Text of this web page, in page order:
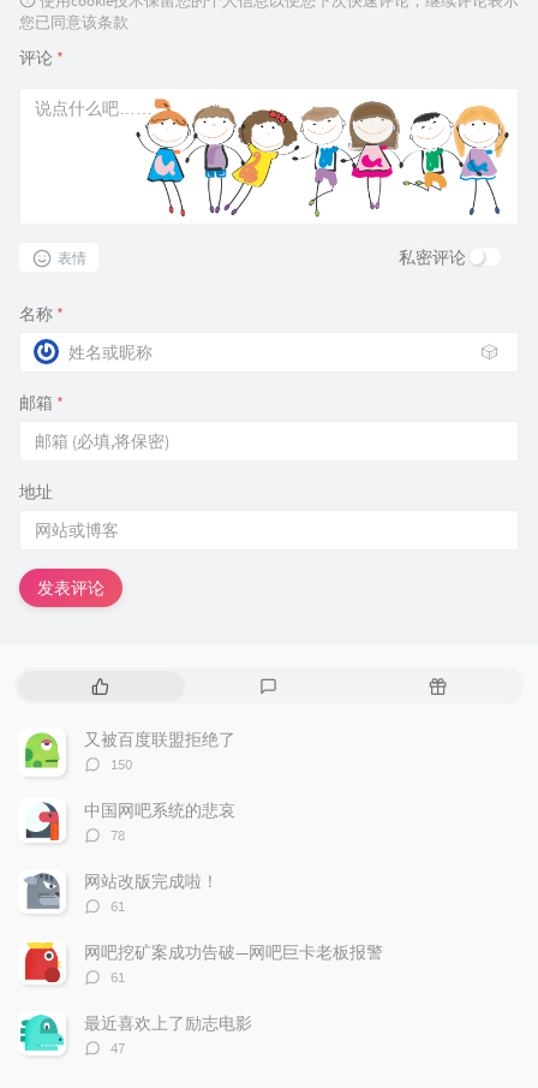
您已同意该条款
评论 *
表情 私密评论
名称 *
🎲
邮箱 *
地址
发表评论
热
文
章
随
又被百度联盟拒绝了
评
数：
150
中国网吧系统的悲哀
评
数：
78
网站改版完成啦！
评
数：
61
网吧挖矿案成功告破—网吧巨卡老板报警
评
数：
61
最近喜欢上了励志电影
评
47